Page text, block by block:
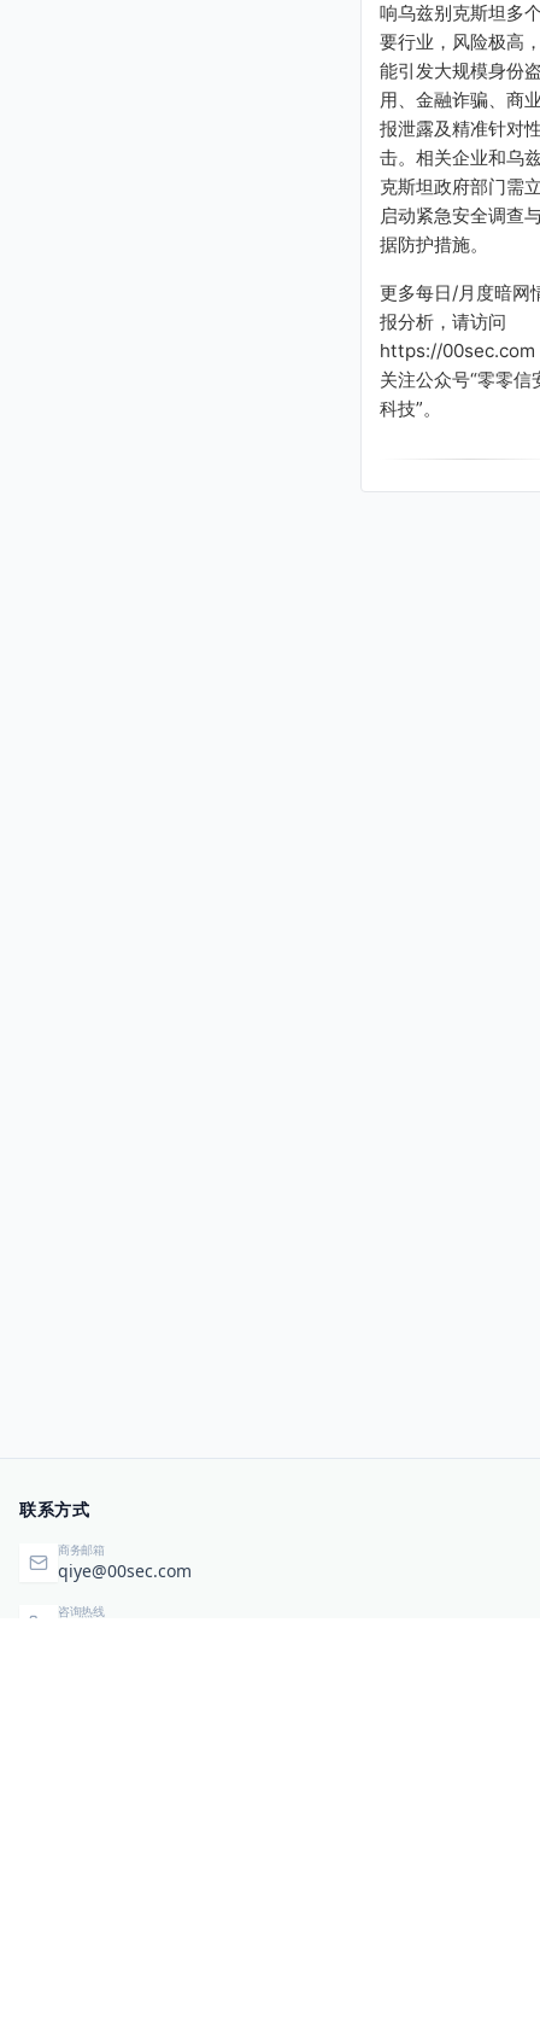
响乌兹别克斯坦多
要行业，风险极高
能引发大规模身份
用、金融诈骗、商
报泄露及精准针对
击。相关企业和乌
克斯坦政府部门需
启动紧急安全调查
据防护措施。
更多每日/月度暗网
报分析，请访问
https://00sec.com
关注公众号“零零信
科技”。
联系方式
商务邮箱
qiye@00sec.com
咨询热线